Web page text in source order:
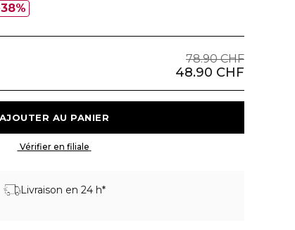
38%
78.90 CHF
48.90 CHF
Livraison en 24 h*